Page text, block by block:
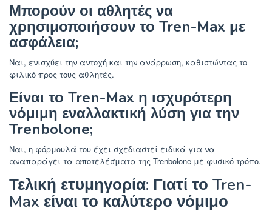
Μπορούν οι αθλητές να
χρησιμοποιήσουν το Tren-Max με
ασφάλεια;
Ναι, ενισχύει την αντοχή και την ανάρρωση, καθιστώντας το
φιλικό προς τους αθλητές.
Είναι το Tren-Max η ισχυρότερη
νόμιμη εναλλακτική λύση για την
Trenbolone;
Ναι, η φόρμουλά του έχει σχεδιαστεί ειδικά για να
αναπαράγει τα αποτελέσματα της Trenbolone με φυσικό τρόπο.
Τελική ετυμηγορία: Γιατί το Tren-
Max είναι το καλύτερο νόμιμο